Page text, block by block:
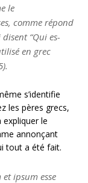
le
comme répond
“Qui es-
en grec
s’identifie
les pères grecs,
le
annonçant
tout a été fait.
ipsum esse